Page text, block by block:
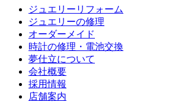
ジュエリーリフォーム
ジュエリーの修理
オーダーメイド
時計の修理・電池交換
夢仕立について
会社概要
採用情報
店舗案内